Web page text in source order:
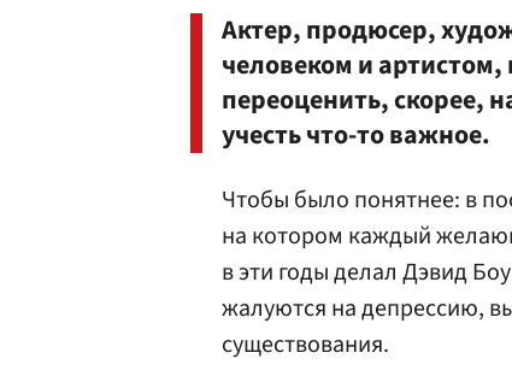
Актер, продюсер,
человеком и артистом,
переоценить, скорее,
учесть что-то важное.
Чтобы было понятнее: в
на котором каждый
в эти годы делал Дэвид
жалуются на депрессию,
существования.